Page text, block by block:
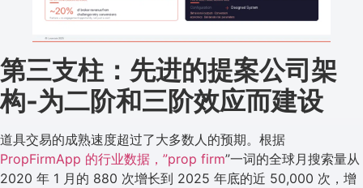
第三支柱：先进的提案公司架
构-为二阶和三阶效应而建设
道具交易的成熟速度超过了大多数人的预期。根据
PropFirmApp 的行业数据，”prop firm”一词的全球月搜索量从
2020 年 1 月的 880 次增长到 2025 年底的近 50,000 次，增